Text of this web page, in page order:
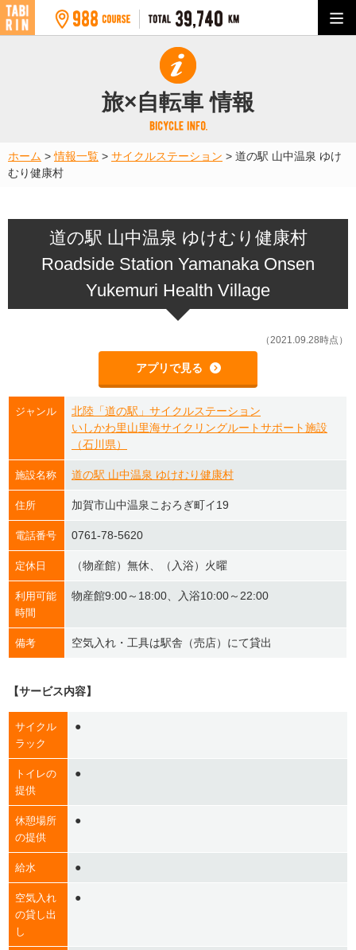
旅×自転車 情報
ホーム >情報一覧 > サイクルステーション > 道の駅 山中温泉 ゆけ
むり健康村
道の駅 山中温泉 ゆけむり健康村
Roadside Station Yamanaka Onsen
Yukemuri Health Village
（2021.09.28時点）
アプリで見る
ジャンル
北陸「道の駅」サイクルステーション
いしかわ里山里海サイクリングルートサポート施設
（石川県）
施設名称 道の駅 山中温泉 ゆけむり健康村
住所 加賀市山中温泉こおろぎ町イ19
電話番号 0761-78-5620
定休日 （物産館）無休、（入浴）火曜
利用可能
時間
物産館9:00～18:00、入浴10:00～22:00
備考 空気入れ・工具は駅舎（売店）にて貸出
【サービス内容】
サイクル
ラック
●
トイレの
提供
●
休憩場所
の提供
●
給水 ●
空気入れ
の貸し出
し
●